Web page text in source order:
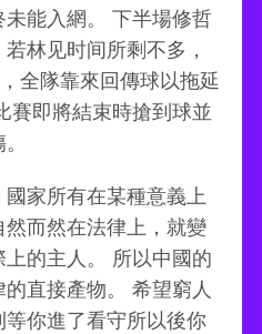
能入網。 下半場修哲
林见时间所剩不多，
全隊靠來回傳球以拖延
賽即將結束時搶到球並
家所有在某種意義上
而然在法律上，就變
的主人。 所以中國的
直接產物。 希望窮人
你進了看守所以後你